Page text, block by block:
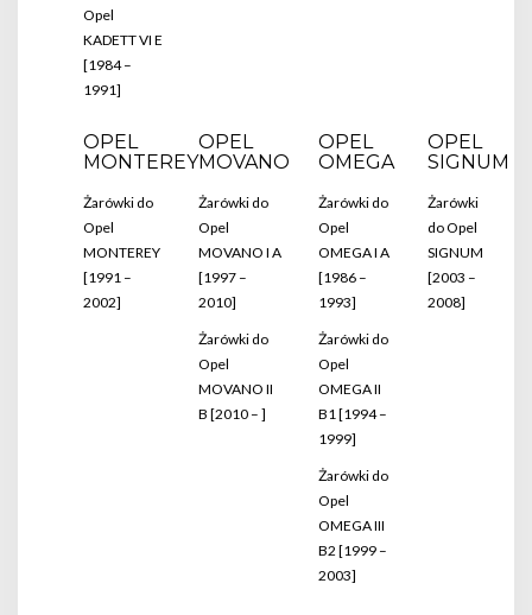
Opel
KADETT VI E
[1984 –
1991]
OPEL
MONTEREY
Żarówki do
Opel
MONTEREY
[1991 –
2002]
OPEL
MOVANO
Żarówki do
Opel
MOVANO I A
[1997 –
2010]
Żarówki do
Opel
MOVANO II
B [2010 – ]
OPEL
OMEGA
Żarówki do
Opel
OMEGA I A
[1986 –
1993]
Żarówki do
Opel
OMEGA II
B1 [1994 –
1999]
Żarówki do
Opel
OMEGA III
B2 [1999 –
2003]
OPEL
SIGNUM
Żarówki
do Opel
SIGNUM
[2003 –
2008]